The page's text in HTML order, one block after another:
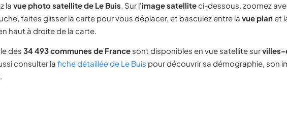
la vue photo satellite de Le Buis. Sur l'image satelliteci-dessous, zoomez
faites glisser la carte pour vous déplacer, et basculez entre la vue planet
haut à droite de la carte.
des 34 493 communes de France sont disponibles en vue satellite sur
consulter la fiche détaillée de Le Buis pour découvrir sa démographie, son